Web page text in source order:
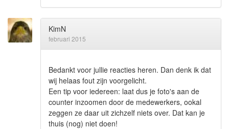
KimN
februari 2015
Bedankt voor jullie reacties heren. Dan denk ik dat
wij helaas fout zijn voorgelicht.
Een tip voor iedereen: laat dus je foto's aan de
counter inzoomen door de medewerkers, ookal
zeggen ze daar uit zichzelf niets over. Dat kan je
thuis (nog) niet doen!